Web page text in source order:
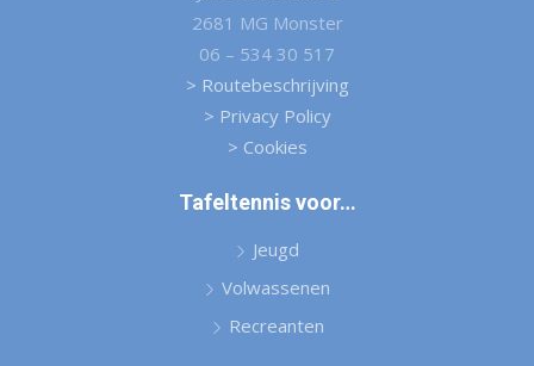
2681 MG Monster
06 – 534 30 517
> Routebeschrijving
> Privacy Policy
> Cookies
Tafeltennis voor…
Jeugd
Volwassenen
Recreanten